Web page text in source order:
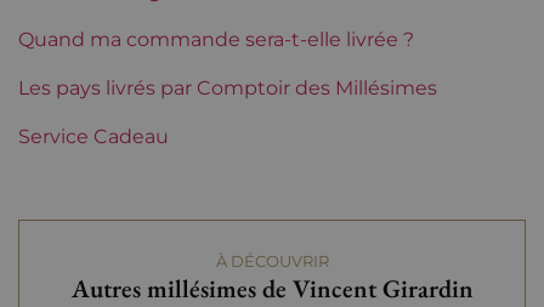
Maturité À garder
Classification Bourgogne Premiers Crus
Domaines de Bourgogne
Quand ma commande sera-t-elle livrée ?
Les pays livrés par Comptoir des Millésimes
Service Cadeau
À DÉCOUVRIR
Autres millésimes de Vincent Girardin